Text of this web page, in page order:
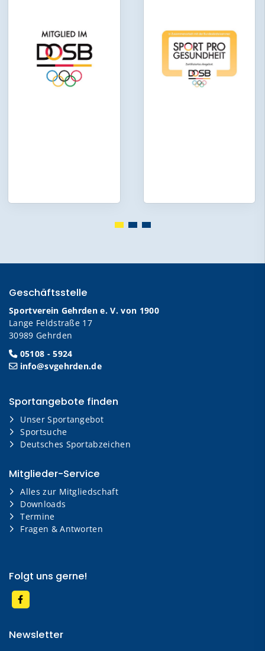
Geschäftsstelle
Sportverein Gehrden e. V. von 1900
Lange Feldstraße 17
30989 Gehrden
05108 - 5924
info@svgehrden.de
Sportangebote finden
Unser Sportangebot
Sportsuche
Deutsches Sportabzeichen
Mitglieder-Service
Alles zur Mitgliedschaft
Downloads
Termine
Fragen & Antworten
Folgt uns gerne!
Newsletter